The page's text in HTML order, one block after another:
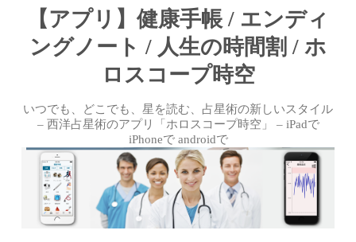
【アプリ】健康手帳 / エンディ
ングノート / 人生の時間割 / ホ
ロスコープ時空
いつでも、どこでも、星を読む、占星術の新しいスタイル
– 西洋占星術のアプリ「ホロスコープ時空」 – iPadで
iPhoneで androidで